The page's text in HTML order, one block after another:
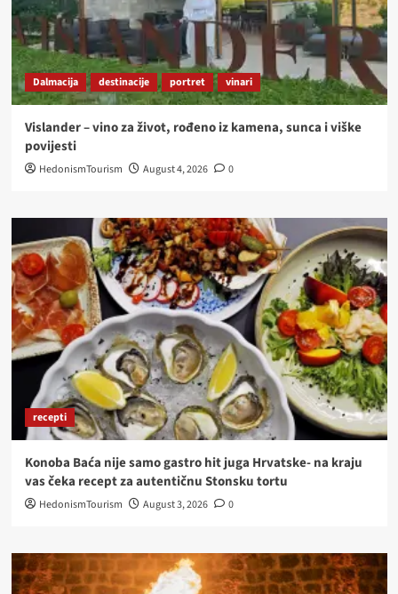
Dalmacija destinacije portret vinari
Vislander – vino za život, rođeno iz kamena, sunca i viške
povijesti
HedonismTourism August 4, 2026 0
recepti
Konoba Baća nije samo gastro hit juga Hrvatske- na kraju
vas čeka recept za autentičnu Stonsku tortu
HedonismTourism August 3, 2026 0